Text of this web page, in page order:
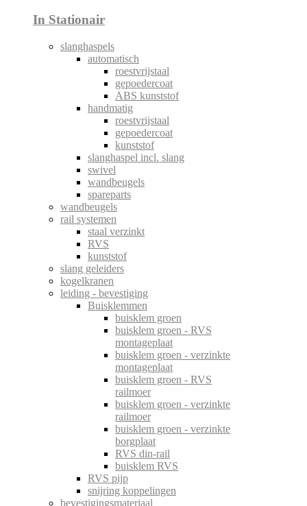
In Stationair
slanghaspels
automatisch
roestvrijstaal
gepoedercoat
ABS kunststof
handmatig
roestvrijstaal
gepoedercoat
kunststof
slanghaspel incl. slang
swivel
wandbeugels
spareparts
wandbeugels
rail systemen
staal verzinkt
RVS
kunststof
slang geleiders
kogelkranen
leiding - bevestiging
Buisklemmen
buisklem groen
buisklem groen - RVS
montageplaat
buisklem groen - verzinkte
montageplaat
buisklem groen - RVS
railmoer
buisklem groen - verzinkte
railmoer
buisklem groen - verzinkte
borgplaat
RVS din-rail
buisklem RVS
RVS pijp
snijring koppelingen
bevestigingsmateriaal